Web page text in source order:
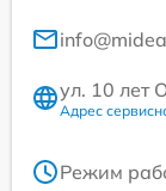
ул. 10 лет
Адрес
Режим